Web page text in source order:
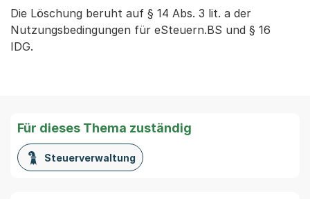
Die Löschung beruht auf § 14 Abs. 3 lit. a der
Nutzungsbedingungen für eSteuern.BS und § 16
IDG.
Für dieses Thema zuständig
Steuerverwaltung